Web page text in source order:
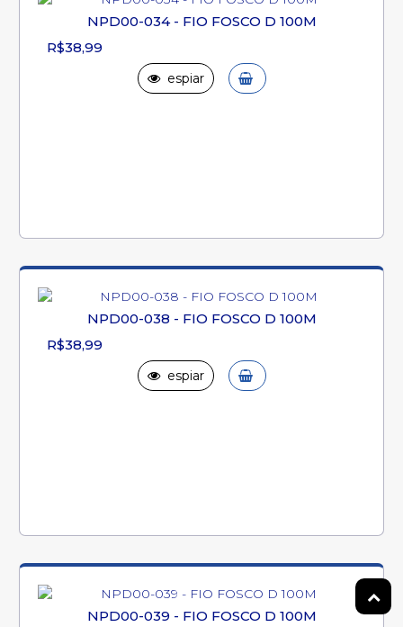
NPD00-034 - FIO FOSCO D 100M
R$38,99
espiar
NPD00-038 - FIO FOSCO D 100M
R$38,99
espiar
NPD00-039 - FIO FOSCO D 100M